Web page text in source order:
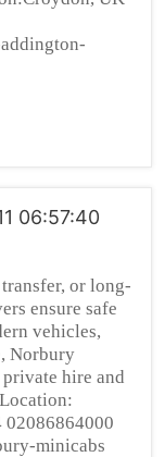
06:57:40
or long-
ensure safe
vehicles,
Norbury
hire and
02086864000
minicabs